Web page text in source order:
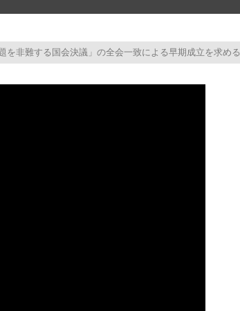
を非難する国会決議」の全会一致による早期成立を求め
test test test